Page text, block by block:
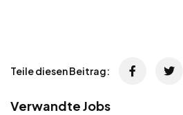
Teile diesen Beitrag:
Verwandte Jobs